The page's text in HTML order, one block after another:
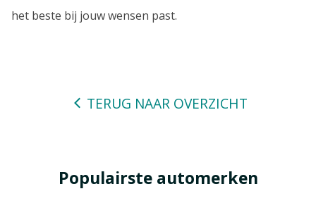
het beste bij jouw wensen past.
TERUG NAAR OVERZICHT
Populairste automerken